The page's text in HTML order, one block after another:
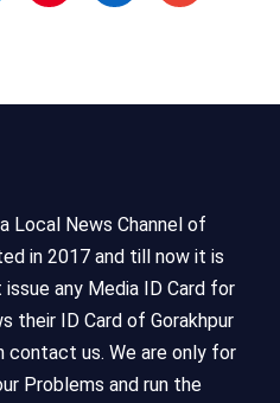
Local News Channel of
in 2017 and till now it is
any Media ID Card for
their ID Card of Gorakhpur
contact us. We are only for
Problems and run the